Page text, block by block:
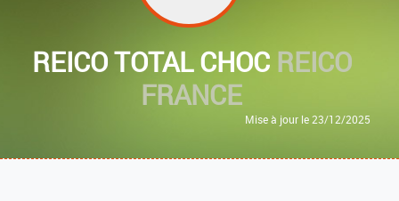
REICO TOTAL CHOC REICO
FRANCE
Mise à jour le 23/12/2025